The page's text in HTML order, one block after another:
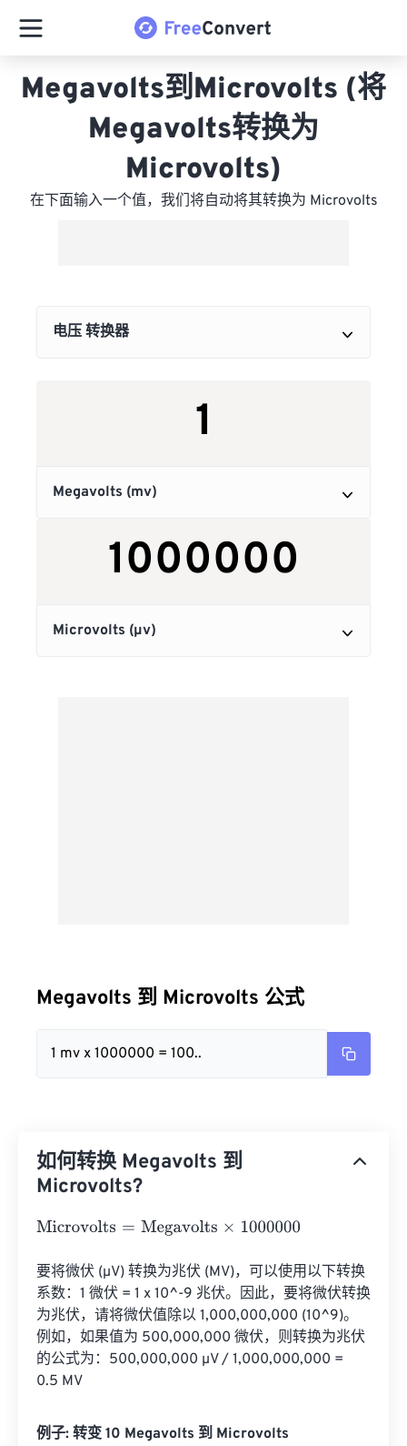
Megavolts到Microvolts (将
Megavolts转换为
Microvolts)
在下面输入一个值，我们将自动将其转换为 Microvolts
Megavolts 到 Microvolts 公式
1 mv x 1000000 = 100..
如何转换 Megavolts 到
Microvolts?
Microvolts=Megavolts×1000000
要将微伏 (µV) 转换为兆伏 (MV)，可以使用以下转换
系数：1 微伏 = 1 x 10^-9 兆伏。因此，要将微伏转换
为兆伏，请将微伏值除以 1,000,000,000 (10^9)。
例如，如果值为 500,000,000 微伏，则转换为兆伏
的公式为：500,000,000 µV / 1,000,000,000 =
0.5 MV
例子: 转变 10 Megavolts 到 Microvolts